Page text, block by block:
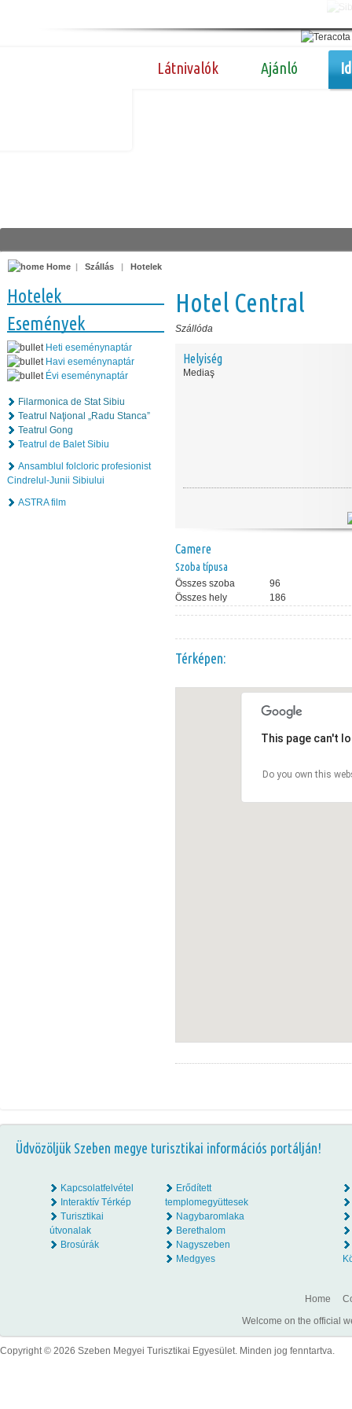
Látnivalók Ajánló
Home | Szállás | Hotelek
Hotelek
Események
Heti eseménynaptár
Havi eseménynaptár
Évi eseménynaptár
Filarmonica de Stat Sibiu
Teatrul Naţional „Radu Stanca”
Teatrul Gong
Teatrul de Balet Sibiu
Ansamblul folcloric profesionist
Cindrelul-Junii Sibiului
ASTRA film
Hotel Central
Szállóda
Helyiség
Mediaş
Camere
Szoba típusa
Összes szoba
96
Összes hely
186
Térképen:
This page can't
Do you own this
Üdvözöljük Szeben megye turisztikai információs portálján!
Kapcsolatfelvétel
Interaktív Térkép
Turisztikai
útvonalak
Brosúrák
Erődített
templomegyüttesek
Nagybaromlaka
Berethalom
Nagyszeben
Medgyes
Home
Welcome on the official
Copyright © 2026 Szeben Megyei Turisztikai Egyesület. Minden jog fenntartva.